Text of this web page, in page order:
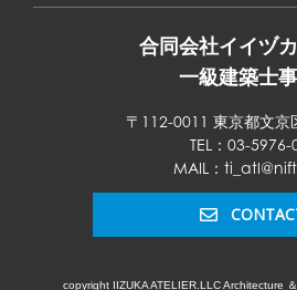
合同会社イイヅ
一級建築士
〒112-0011 東京都文京
TEL：03-5976-
MAIL：
copyright IIZUKA ATELIER.LLC Architecture